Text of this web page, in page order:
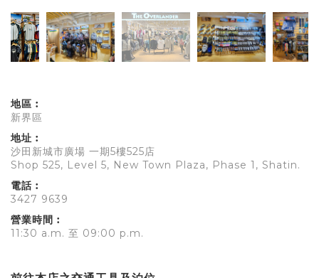
地區︰
新界區
地址︰
沙田新城市廣場 一期5樓525店
Shop 525, Level 5, New Town Plaza, Phase 1, Shatin.
電話︰
3427 9639
營業時間︰
11:30 a.m. 至 09:00 p.m.